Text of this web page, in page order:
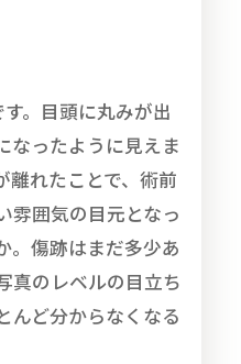
。目頭に丸みが出
なったように見えま
離れたことで、術前
雰囲気の目元となっ
。傷跡はまだ多少あ
真のレベルの目立ち
んど分からなくなる